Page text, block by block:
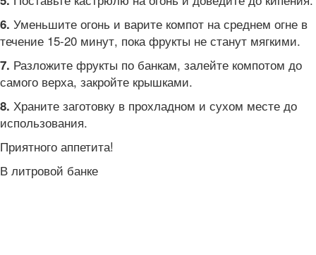
6. Уменьшите огонь и варите компот на среднем огне в
течение 15-20 минут, пока фрукты не станут мягкими.
7. Разложите фрукты по банкам, залейте компотом до
самого верха, закройте крышками.
8. Храните заготовку в прохладном и сухом месте до
использования.
Приятного аппетита!
В литровой банке